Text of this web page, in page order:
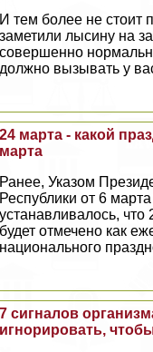
И тем более не стоит
заметили лысину на
совершенно
должно вызывать у
24 марта - какой
марта
Ранее, Указом
Республики от 6
устанавливалось, что
будет отмечено как
национального
7 сигналов
игнорировать,